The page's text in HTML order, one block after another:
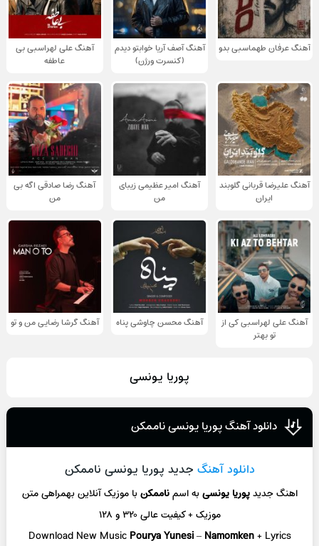
آهنگ عرفان طهماسبی بدو
آهنگ آصف آریا خوابتو دیدم
(کنسرت ورژن)
آهنگ علی لهراسبی بی
عاطفه
آهنگ علیرضا قربانی گلوبند
ایران
آهنگ امیر عظیمی زیبای
من
آهنگ رضا صادقی اگه بی
من
آهنگ علی لهراسبی کی از
تو ‌بهتر
آهنگ محسن چاوشی پناه آهنگ گرشا رضایی من و تو
پوریا یونسی
دانلود آهنگ پوریا یونسی ناممکن
دانلود آهنگ جدید پوریا یونسی ناممکن
اهنگ جدیدپوریا یونسیبه اسمناممکنبا موزیک آنلاینبهمراهی متن
موزیک + کیفیت عالی ۳۲۰ و ۱۲۸
Download New Music Pourya Yunesi–Namomken+ Lyrics